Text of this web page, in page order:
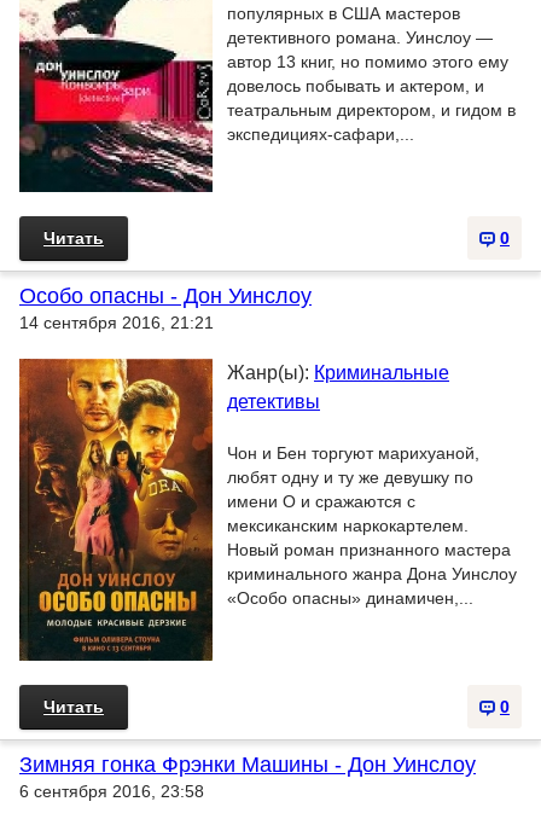
популярных в США мастеров
детективного романа. Уинслоу —
автор 13 книг, но помимо этого ему
довелось побывать и актером, и
театральным директором, и гидом в
экспедициях-сафари,...
0
Читать
Особо опасны - Дон Уинслоу
14 сентября 2016, 21:21
Жанр(ы): Криминальные
детективы
Чон и Бен торгуют марихуаной,
любят одну и ту же девушку по
имени О и сражаются с
мексиканским наркокартелем.
Новый роман признанного мастера
криминального жанра Дона Уинслоу
«Особо опасны» динамичен,...
0
Читать
Зимняя гонка Фрэнки Машины - Дон Уинслоу
6 сентября 2016, 23:58